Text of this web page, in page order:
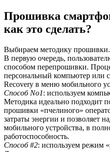
Прошивка
как это сделать?
Выбираем методику прошивки.
В первую очередь,
способом перепрошивки.
персональный компьютер или
Recovery в меню мобильного
Способ No1: используем
Методика идеально подходит
прошивки «пчелиного»
затраты энергии и позволяет
мобильного устройства, в
работоспособность.
Способ #2: используем режим